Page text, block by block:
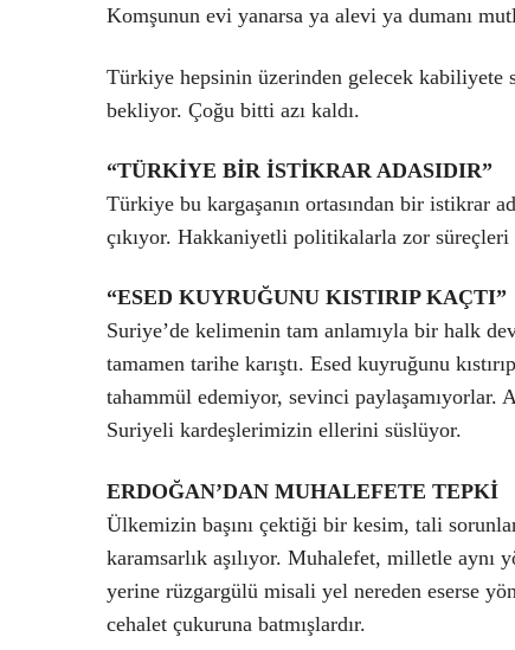
Komşunun evi yanarsa ya alevi ya dumanı
Türkiye hepsinin üzerinden gelecek kabiliyete
bekliyor. Çoğu bitti azı kaldı.
“TÜRKİYE BİR İSTİKRAR ADASIDIR”
Türkiye bu kargaşanın ortasından bir istikrar
çıkıyor. Hakkaniyetli politikalarla zor süreçleri
“ESED KUYRUĞUNU KISTIRIP KAÇTI”
Suriye’de kelimenin tam anlamıyla bir halk
tamamen tarihe karıştı. Esed kuyruğunu
tahammül edemiyor, sevinci paylaşamıyorlar.
Suriyeli kardeşlerimizin ellerini süslüyor.
ERDOĞAN’DAN MUHALEFETE TEPKİ
Ülkemizin başını çektiği bir kesim, tali
karamsarlık aşılıyor. Muhalefet, milletle aynı
yerine rüzgargülü misali yel nereden eserse
cehalet çukuruna batmışlardır.